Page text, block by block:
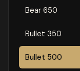
Bear 650
Bullet 350
Bullet 500